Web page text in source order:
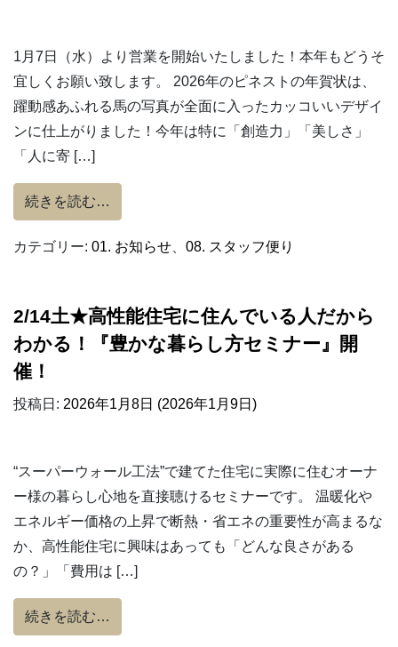
1月7日（水）より営業を開始いたしました！本年もどうそ
宜しくお願い致します。 2026年のピネストの年賀状は、
躍動感あふれる馬の写真が全面に入ったカッコいいデザイ
ンに仕上がりました！今年は特に「創造力」「美しさ」
「人に寄 […]
続きを読む…
カテゴリー: 01. お知らせ 08. スタッフ便り
2/14土★高性能住宅に住んでいる人だから
わかる！『豊かな暮らし方セミナー』開
催！
投稿日: 2026年1月8日 (2026年1月9日)
“スーパーウォール工法”で建てた住宅に実際に住むオーナ
ー様の暮らし心地を直接聴けるセミナーです。 温暖化や
エネルギー価格の上昇で断熱・省エネの重要性が高まるな
か、高性能住宅に興味はあっても「どんな良さがある
の？」「費用は […]
続きを読む…